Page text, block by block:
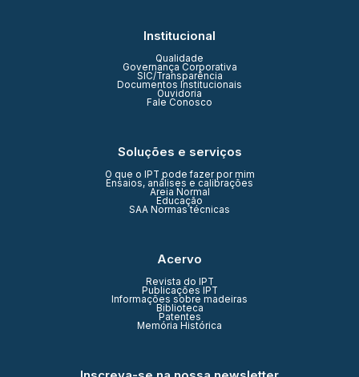
Institucional
Qualidade
Governança Corporativa
SIC/Transparência
Documentos Institucionais
Ouvidoria
Fale Conosco
Soluções e serviços
O que o IPT pode fazer por mim
Ensaios, análises e calibrações
Areia Normal
Educação
SAA Normas técnicas
Acervo
Revista do IPT
Publicações IPT
Informações sobre madeiras
Biblioteca
Patentes
Memória Histórica